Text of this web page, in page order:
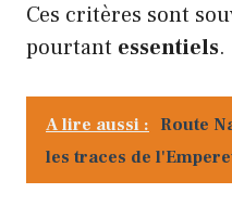
Ces critères sont
pourtant essentiels.
A lire aussi : Route
les traces de